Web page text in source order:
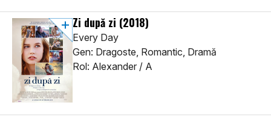
Zi după zi (2018)
Every Day
Gen: Dragoste, Romantic, Dramă
Rol: Alexander / A